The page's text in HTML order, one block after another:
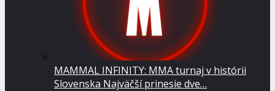
MAMMAL INFINITY: MMA turnaj v histórii
Slovenska Najväčší prinesie dve…